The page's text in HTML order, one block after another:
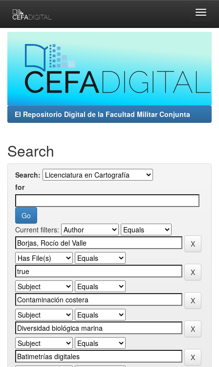
navigation
El Repositorio Digital de la Facultad Militar Conjunta
Search
Search:
for
Current filters: